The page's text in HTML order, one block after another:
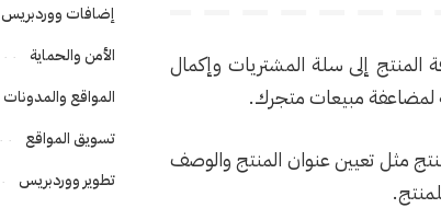
المنتج إلى سلة المشتريات وإكمال
لمضاعفة مبيعات متجرك.
مثل تعيين عنوان المنتج والوصف
إضافات ووردبريس
الأمن والحماية
المواقع والمدونات
تسويق المواقع
تطوير ووردبريس